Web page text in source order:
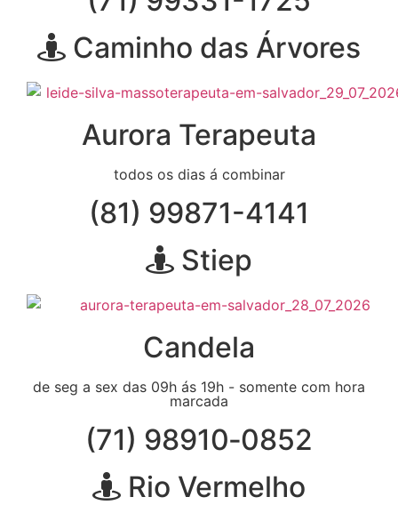
Caminho das Árvores
Aurora Terapeuta
todos os dias á combinar
(81) 99871-4141
Stiep
Candela
de seg a sex das 09h ás 19h - somente com hora
marcada
(71) 98910‑0852
Rio Vermelho